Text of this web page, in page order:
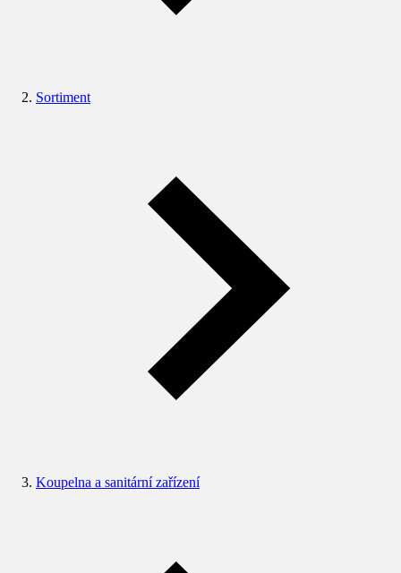
Sortiment
Koupelna a sanitární zařízení